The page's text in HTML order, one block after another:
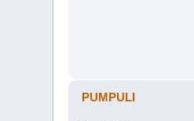
PUMPULI